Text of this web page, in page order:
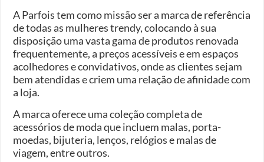
A Parfois tem como missão ser a marca de referência
de todas as mulheres trendy, colocando à sua
disposição uma vasta gama de produtos renovada
frequentemente, a preços acessíveis e em espaços
acolhedores e convidativos, onde as clientes sejam
bem atendidas e criem uma relação de afinidade com
a loja.
A marca oferece uma coleção completa de
acessórios de moda que incluem malas, porta-
moedas, bijuteria, lenços, relógios e malas de
viagem, entre outros.